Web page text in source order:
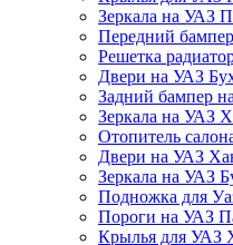
Зеркала на УАЗ
Передний
Решетка
Двери на УАЗ
Задний бампер
Зеркала на УАЗ
Отопитель
Двери на УАЗ
Зеркала на УАЗ
Подножка для
Пороги на УАЗ
Крылья для УАЗ